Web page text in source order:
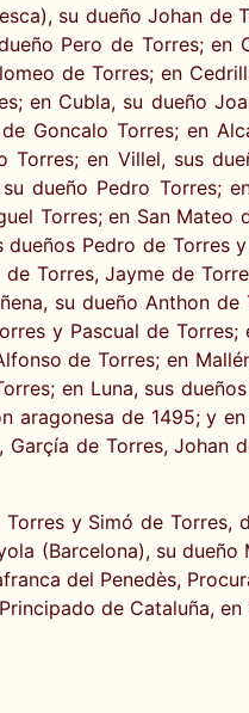
su dueño Johan de
Pero de Torres; en
de Torres; en
en Cubla, su dueño
Goncalo Torres; en
en Villel, sus
dueño Pedro Torres;
Torres; en San Mateo
Pedro de Torres
Torres, Jayme de
su dueño Anthon
y Pascual de
de Torres; en
en Luna, sus
de 1495; y
de Torres, Johan
y Simó de Torres,
(Barcelona), su
del Penedès,
de Cataluña,